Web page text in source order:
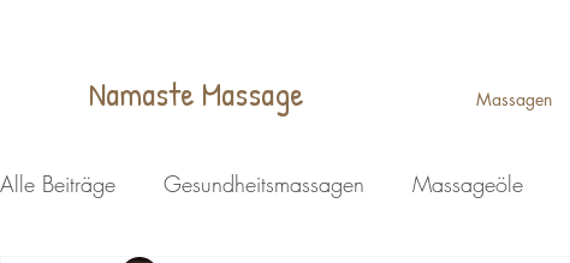
Namaste Massage Massagen
Alle Beiträge Gesundheitsmassagen Massageöle